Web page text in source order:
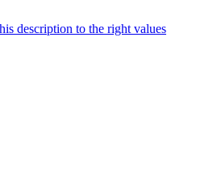
description to the right values